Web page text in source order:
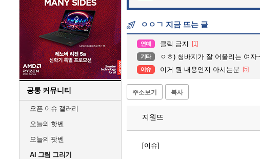
공통 커뮤니티
오픈 이슈 갤러리
오늘의 핫벤
오늘의 팟벤
AI 그림 그리기
ㅇㅇㄱ 지금 뜨는 글
연예 클릭 금지 [1]
기타 ㅇㅎ) 청바지가 잘 어울리는 여자~
이슈 이거 뭔 내용인지 아시는분 [5]
주소보기 복사
지원뜨
[이슈]